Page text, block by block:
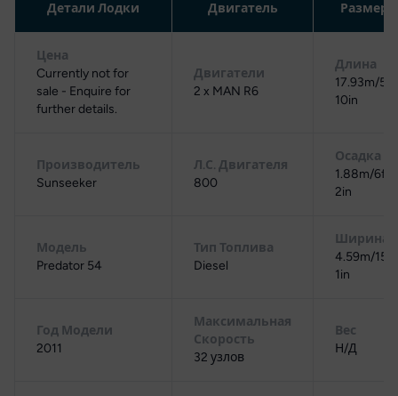
Детали Лодки Двигатель Размеры
Цена
Currently not for
sale - Enquire for
further details.
Двигатели
2 x MAN R6
Длина
17.93m/
10in
Производитель
Sunseeker
Л.С. Двигателя
800
Осадка
1.88m/6ft
2in
Модель
Predator 54
Тип Топлива
Diesel
Ширина
4.59m/15ft
1in
Год Модели
2011
Максимальная
Скорость
32 узлов
Вес
Н/Д